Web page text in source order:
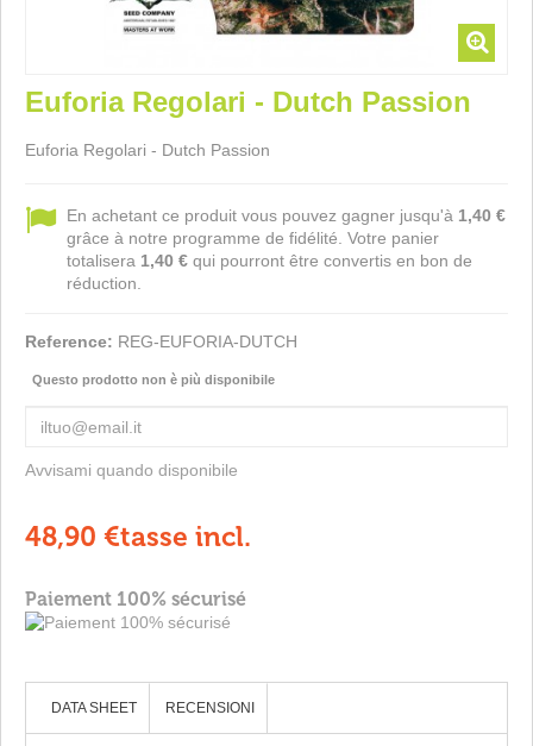
Euforia Regolari - Dutch Passion
Euforia Regolari - Dutch Passion
En achetant ce produit vous pouvez gagner jusqu'à 1,40 €
grâce à notre programme de fidélité. Votre panier
totalisera 1,40 € qui pourront être convertis en bon de
réduction.
Reference: REG-EUFORIA-DUTCH
Questo prodotto non è più disponibile
Avvisami quando disponibile
48,90 €tasse incl.
Paiement 100% sécurisé
DATA SHEET RECENSIONI